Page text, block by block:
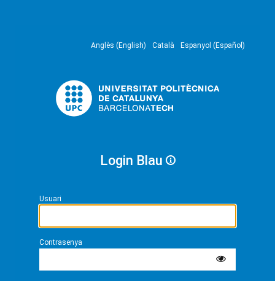
Anglès (English) Català Espanyol (Español)
Login Blau
Usuari
Contrasenya